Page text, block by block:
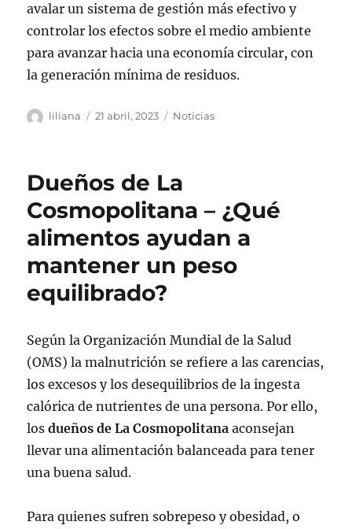
avalar un sistema de gestión más efectivo y
controlar los efectos sobre el medio ambiente
para avanzar hacia una economía circular, con
la generación mínima de residuos.
Autor
liliana
Publicado
21 abril, 2023 Categorías
Noticias
Dueños de La
Cosmopolitana – ¿Qué
alimentos ayudan a
mantener un peso
equilibrado?
Según la Organización Mundial de la Salud
(OMS) la malnutrición se refiere a las carencias,
los excesos y los desequilibrios de la ingesta
calórica de nutrientes de una persona. Por ello,
los dueños de La Cosmopolitana aconsejan
llevar una alimentación balanceada para tener
una buena salud.
Para quienes sufren sobrepeso y obesidad, o